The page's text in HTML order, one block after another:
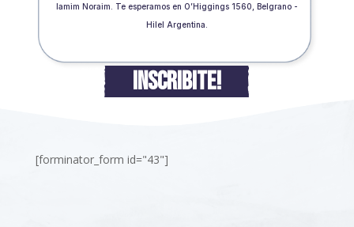
Iamim Noraim. Te esperamos en O’Higgings 1560, Belgrano -
Hilel Argentina.
INSCRIBITE!
[forminator_form id="43"]